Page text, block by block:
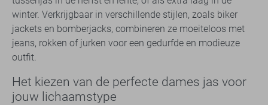
winter. Verkrijgbaar in verschillende stijlen, zoals biker
jackets en bomberjacks, combineren ze moeiteloos met
jeans, rokken of jurken voor een gedurfde en modieuze
outfit.
Het kiezen van de perfecte dames jas voor
jouw lichaamstype